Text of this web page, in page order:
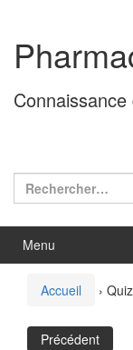
contenu
menu
principal
Rechercher :
Menu
Accueil ›
Précédent